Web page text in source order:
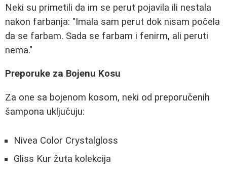
Neki su primetili da im se perut pojavila ili nestala
nakon farbanja: "Imala sam perut dok nisam počela
da se farbam. Sada se farbam i fenirm, ali peruti
nema."
Preporuke za Bojenu Kosu
Za one sa bojenom kosom, neki od preporučenih
šampona uključuju:
Nivea Color Crystalgloss
Gliss Kur žuta kolekcija